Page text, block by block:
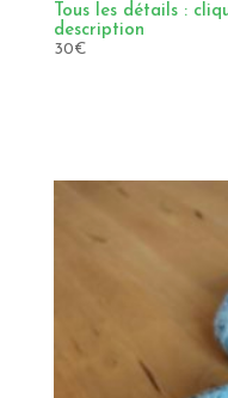
Tous les détails :
description
30€